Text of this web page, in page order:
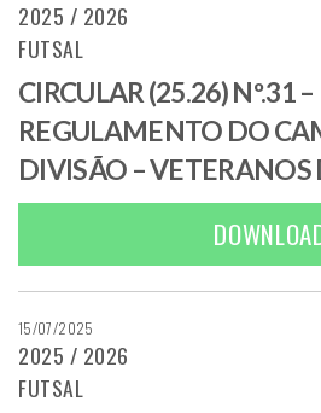
2025 / 2026
FUTSAL
CIRCULAR (25.26) Nº.31 –
REGULAMENTO DO
DIVISÃO – VETERANOS
15/07/2025
2025 / 2026
FUTSAL